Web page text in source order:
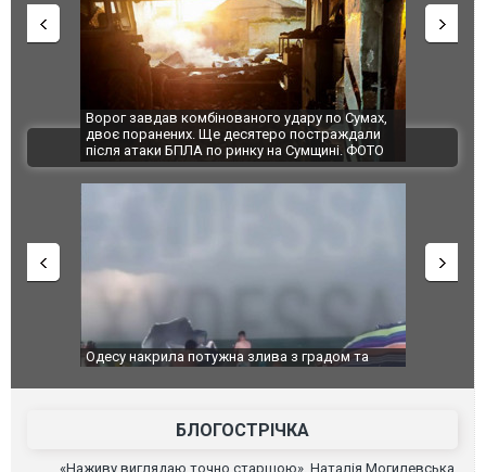
За 2000 кілометрів від кордону з Україною: в
Єкатеринбурзі після атаки дронів загорівся
склад Wildberries. ФОТО. ВІДЕО
"Мої
ВІДЕО
Вже вивели на тести: Ferrari готує оновлення
Вийшов
фільму
БЛОГОСТРІЧКА
«Наживу виглядаю точно старшою». Наталія Могилевська